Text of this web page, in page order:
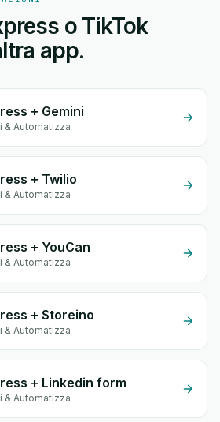
o TikTok
app.
+ Gemini
& Automatizza
+ Twilio
& Automatizza
+ YouCan
& Automatizza
+ Storeino
& Automatizza
+ Linkedin form
& Automatizza